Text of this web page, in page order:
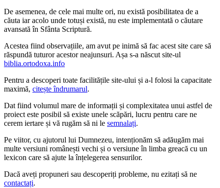
De asemenea, de cele mai multe ori, nu există posibilitatea de a
căuta iar acolo unde totuși există, nu este implementată o căutare
avansată în Sfânta Scriptură.
Acestea fiind observațiile, am avut pe inimă să fac acest site care să
răspundă tuturor acestor neajunsuri. Așa s-a născut site-ul
biblia.ortodoxa.info
Pentru a descoperi toate facilitățile site-ului și a-l folosi la capacitate
maximă, citește îndrumarul.
Dat fiind volumul mare de informații și complexitatea unui astfel de
proiect este posibil să existe unele scăpări, lucru pentru care ne
cerem iertare și vă rugăm să ni le semnalați.
Pe viitor, cu ajutorul lui Dumnezeu, intenționăm să adăugăm mai
multe versiuni românești vechi și o versiune în limba greacă cu un
lexicon care să ajute la înțelegerea sensurilor.
Dacă aveți propuneri sau descoperiți probleme, nu ezitați să ne
contactați.